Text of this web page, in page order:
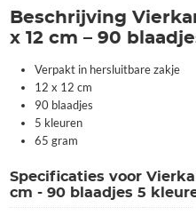
Beschrijving
x 12 cm – 90
Verpakt in hersluitbare zakje
12 x 12 cm
90 blaadjes
5 kleuren
65 gram
Specificaties voor
cm - 90 blaadjes 5